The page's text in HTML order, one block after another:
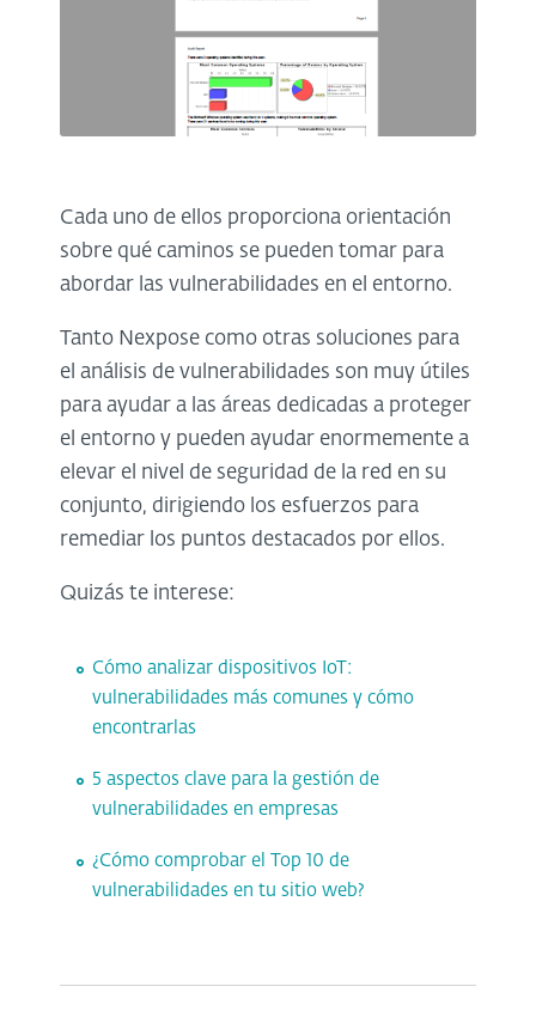
Cada uno de ellos proporciona orientación
sobre qué caminos se pueden tomar para
abordar las vulnerabilidades en el entorno.
Tanto Nexpose como otras soluciones para
el análisis de vulnerabilidades son muy útiles
para ayudar a las áreas dedicadas a proteger
el entorno y pueden ayudar enormemente a
elevar el nivel de seguridad de la red en su
conjunto, dirigiendo los esfuerzos para
remediar los puntos destacados por ellos.
Quizás te interese:
Cómo analizar dispositivos IoT:
vulnerabilidades más comunes y cómo
encontrarlas
5 aspectos clave para la gestión de
vulnerabilidades en empresas
¿Cómo comprobar el Top 10 de
vulnerabilidades en tu sitio web?